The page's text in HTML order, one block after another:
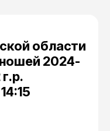
области
2024-